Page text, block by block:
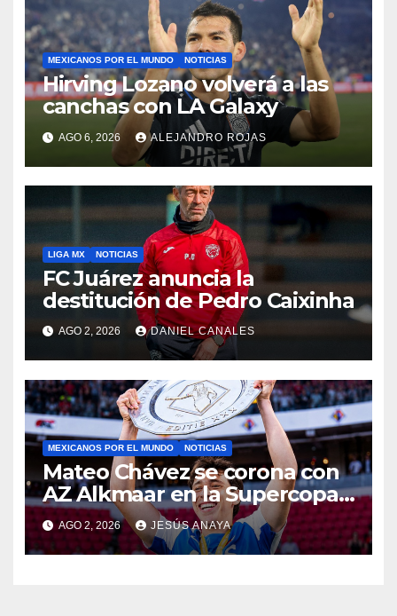
MEXICANOS POR EL MUNDO NOTICIAS
Hirving Lozano volverá a las
canchas con LA Galaxy
AGO 6, 2026 ALEJANDRO ROJAS
LIGA MX NOTICIAS
FC Juárez anuncia la
destitución de Pedro Caixinha
AGO 2, 2026 DANIEL CANALES
MEXICANOS POR EL MUNDO NOTICIAS
Mateo Chávez se corona con
AZ Alkmaar en la Supercopa
de Países Bajos
AGO 2, 2026 JESÚS ANAYA